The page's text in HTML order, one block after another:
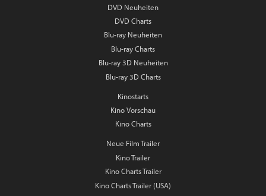
DVD Neuheiten
DVD Charts
Blu-ray Neuheiten
Blu-ray Charts
Blu-ray 3D Neuheiten
Blu-ray 3D Charts
Kinostarts
Kino Vorschau
Kino Charts
Neue Film Trailer
Kino Trailer
Kino Charts Trailer
Kino Charts Trailer (USA)